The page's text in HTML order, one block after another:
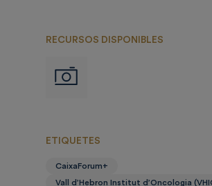
RECURSOS DISPONIBLES
Imágenes
ETIQUETES
CaixaForum+
Vall d’Hebron Institut d’Oncologia